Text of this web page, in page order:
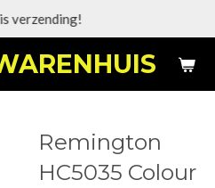
verzending!
Remington
HC5035 Colour